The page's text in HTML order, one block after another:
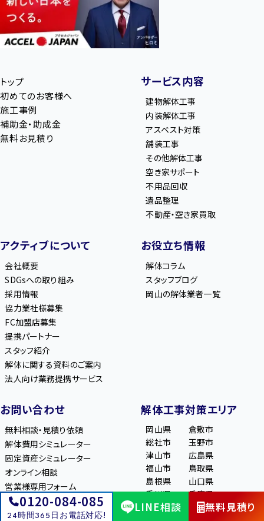
0120-084-085
24時間365日お電話対応!
LINE相談 無料見積り
トップ
初めてのお客様へ
施工事例
補助金・助成金
無料お見積り
サービス内容
建物解体工事
内装解体工事
アスベスト対策
舗装工事
その他解体工事
空き家サポート
不用品回収
遺品整理
不動産・空き家買取
アクティブについて
会社概要
SDGsへの取り組み
採用情報
協力業社様募集
FC加盟店募集
提携パートナー
スタッフ紹介
解体に関する資料のご案内
法人向け業務提携サービス
お役立ち情報
解体コラム
スタッフブログ
岡山の解体業者一覧
お問い合わせ
無料相談・見積り依頼
解体費用シミュレーター
固定資産シミュレーター
オンライン相談
営業様専用フォーム
プライバシーポリシー
解体工事対策エリア
岡山県
倉敷市
総社市
玉野市
津山市
広島県
福山市
鳥取県
島根県
山口県
香川県
兵庫県
埼玉県